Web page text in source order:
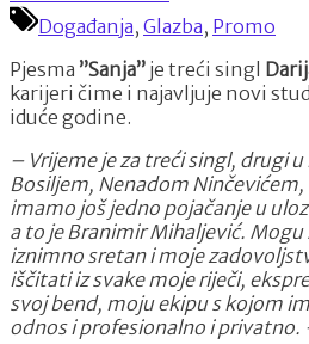
Za
sve
Sanje:
Nikola
Bosilj
suradnju
s
Dariom
Mijatovićem
i
Čarobnjacima
Događanja, Glazba, Promo
Pjesma ”Sanja” je treći singl
karijeri čime i najavljuje novi
iduće godine.
– Vrijeme je za treći singl, drugi
Bosiljem, Nenadom
imamo još jedno pojačanje u
a to je Branimir Mihaljević. Mogu
iznimno sretan i moje
iščitati iz svake moje riječi,
svoj bend, moju ekipu s kojom
odnos i profesionalno i privatno.